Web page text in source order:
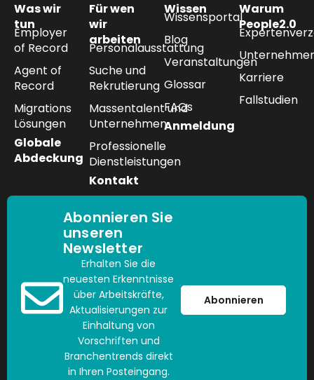
Was wir
tun
Employer
of Record
Agent of
Record
Migrations
Lösungen
Globale
Abdeckung
Für wen
wir
arbeiten
Personalausstattung
Suche und
Rekrutierung
Massentalent und
Unternehmen
Professionelle
Dienstleistungen
Kontakt
Wissen
Wissensportal
Blog
Veranstaltungen
Glossar
FAQs
Anmeldung
Warum
People2.0
Karriere
Fallstudien
Abonnieren Sie
unseren
Newsletter
Erhalten Sie die
neuesten Erkenntnisse
über Arbeitskräfte,
Aktualisierungen zur
Einhaltung von
Vorschriften und
Branchentrends direkt
in Ihren Posteingang.
Abonnieren